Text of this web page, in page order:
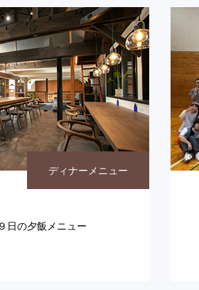
ディナーメニュー
日の夕飯メニュー